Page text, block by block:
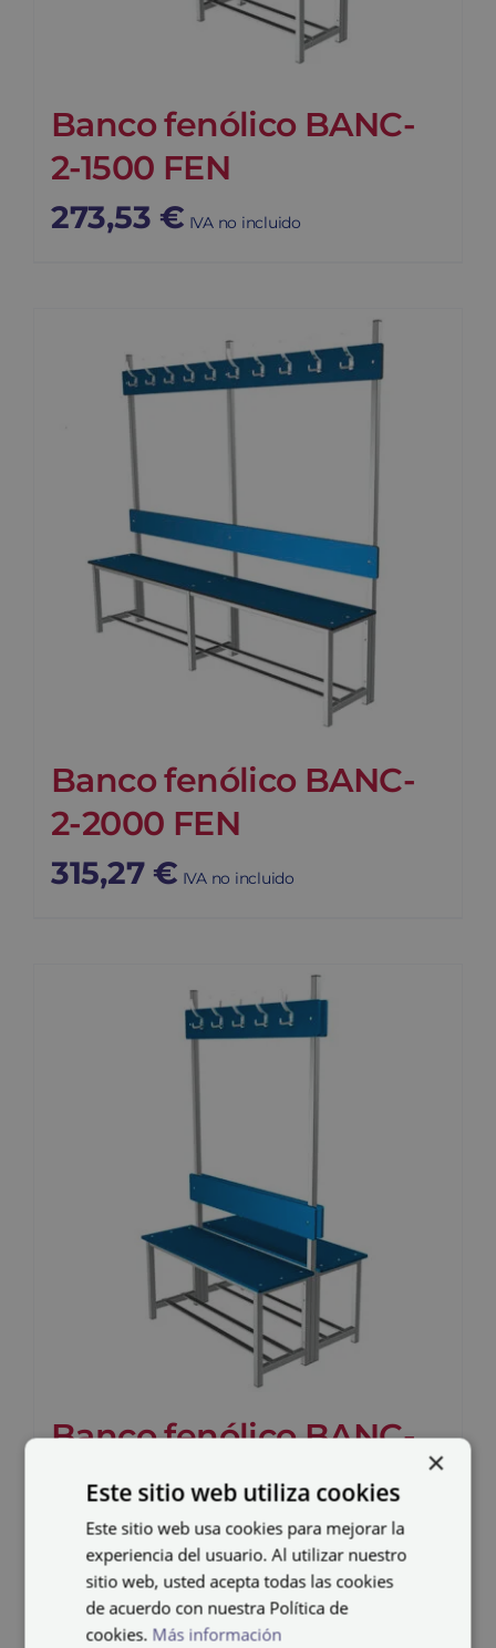
Banco fenólico BANC-
2-1500 FEN
273,53 € IVA no incluido
Banco fenólico BANC-
2-2000 FEN
315,27 € IVA no incluido
Banco fenólico BANC-
2-1000 FEN-DC
387,24€ IVA no incluido
×
Este sitio web utiliza cookies
Este sitio web usa cookies para mejorar la
experiencia del usuario. Al utilizar nuestro
sitio web, usted acepta todas las cookies
de acuerdo con nuestra Política de
cookies. Más información